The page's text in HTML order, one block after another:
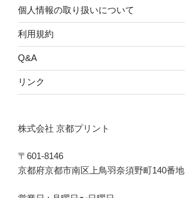
個人情報の取り扱いについて
利用規約
Q&A
リンク
株式会社 京都プリント
〒601-8146
京都府京都市南区上鳥羽奈須野町140番地